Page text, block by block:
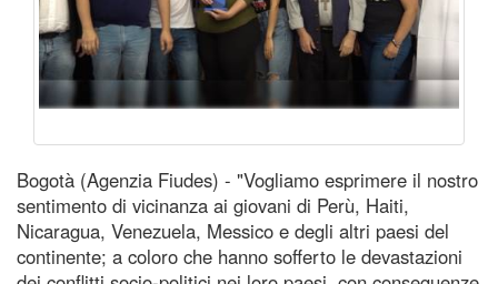
Bogotà (Agenzia Fiudes) - "Vogliamo esprimere il nostro
sentimento di vicinanza ai giovani di Perù, Haiti,
Nicaragua, Venezuela, Messico e degli altri paesi del
continente; a coloro che hanno sofferto le devastazioni